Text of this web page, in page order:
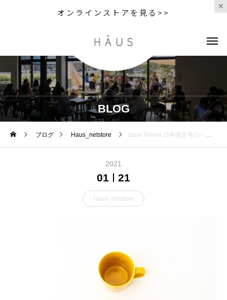
オンラインストアを見る>>
BLOG
ブログ Haus_netstore ittala Teema 日本限定色のハニー入荷
2021
01 21
Haus_netstore